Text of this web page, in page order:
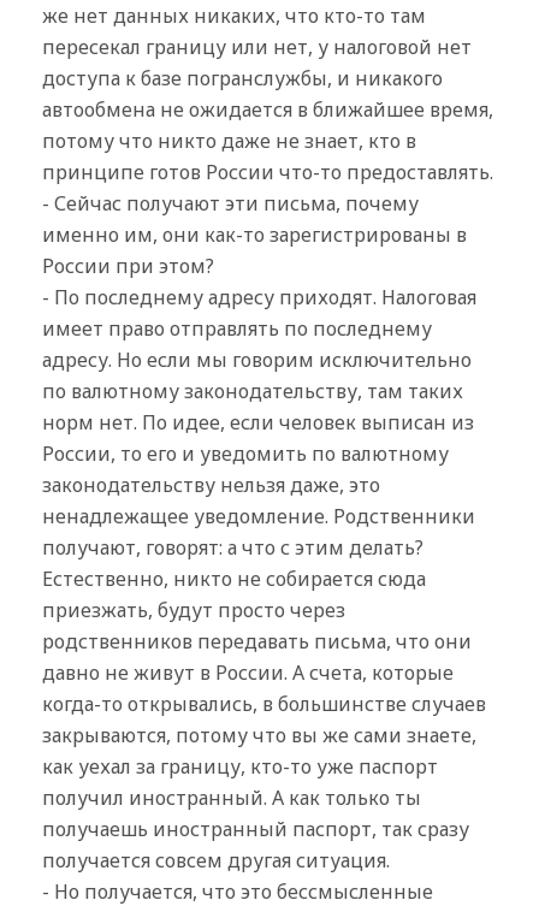
же нет данных никаких, что кто-то там
пересекал границу или нет, у налоговой нет
доступа к базе погранслужбы, и никакого
автообмена не ожидается в ближайшее время,
потому что никто даже не знает, кто в
принципе готов России что-то предоставлять.
- Сейчас получают эти письма, почему
именно им, они как-то зарегистрированы в
России при этом?
- По последнему адресу приходят. Налоговая
имеет право отправлять по последнему
адресу. Но если мы говорим исключительно
по валютному законодательству, там таких
норм нет. По идее, если человек выписан из
России, то его и уведомить по валютному
законодательству нельзя даже, это
ненадлежащее уведомление. Родственники
получают, говорят: а что с этим делать?
Естественно, никто не собирается сюда
приезжать, будут просто через
родственников передавать письма, что они
давно не живут в России. А счета, которые
когда-то открывались, в большинстве случаев
закрываются, потому что вы же сами знаете,
как уехал за границу, кто-то уже паспорт
получил иностранный. А как только ты
получаешь иностранный паспорт, так сразу
получается совсем другая ситуация.
- Но получается, что это бессмысленные